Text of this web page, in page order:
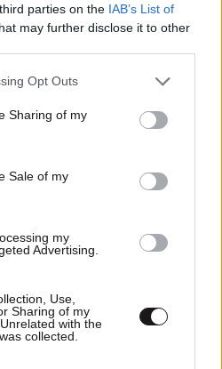
parties on the IAB’s List of
may further disclose it to other
app uses one or more Google
behaviour. You may click to
and its third-party tags to
purposes in below Google
Opt Outs
Sharing of my
Sale of my
my
Advertising.
Use,
Sharing of my
with the
collected.
Τα 33α γενέθλια και τα
«Καμία στιγμή